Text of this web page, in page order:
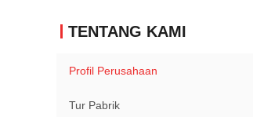
TENTANG KAMI
Profil Perusahaan
Tur Pabrik